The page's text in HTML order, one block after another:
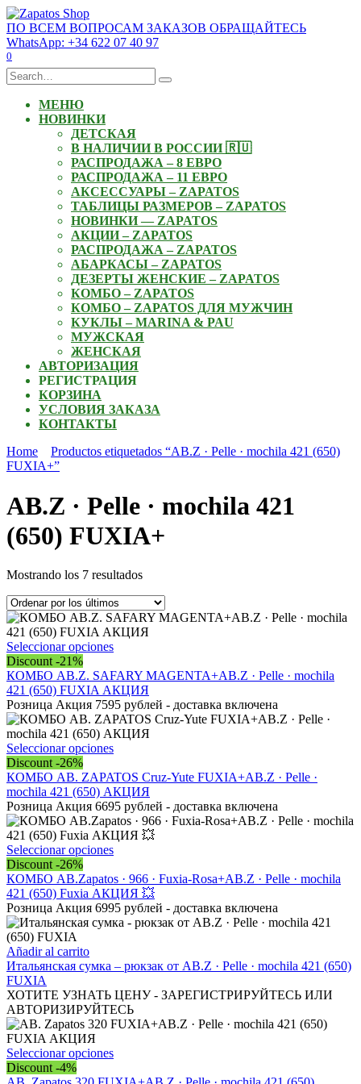
Skip
to
content
ПО ВСЕМ ВОПРОСАМ ЗАКАЗОВ ОБРАЩАЙТЕСЬ
WhatsApp: +34 622 07 40 97
0
Search
for:
МЕНЮ
НОВИНКИ
ДЕТСКАЯ
В НАЛИЧИИ В РОССИИ 🇷🇺
РАСПРОДАЖА – 8 ЕВРО
РАСПРОДАЖА – 11 ЕВРО
АКСЕССУАРЫ – ZAPATOS
ТАБЛИЦЫ РАЗМЕРОВ – ZAPATOS
НОВИНКИ — ZAPATOS
АКЦИИ – ZAPATOS
РАСПРОДАЖА – ZAPATOS
АБАРКАСЫ – ZAPATOS
ДЕЗЕРТЫ ЖЕНСКИЕ – ZAPATOS
КОМБО – ZAPATOS
КОМБО – ZAPATOS ДЛЯ МУЖЧИН
КУКЛЫ – MARINA & PAU
МУЖСКАЯ
ЖЕНСКАЯ
АВТОРИЗАЦИЯ
РЕГИСТРАЦИЯ
КОРЗИНА
УСЛОВИЯ ЗАКАЗА
КОНТАКТЫ
Home
Productos etiquetados “AB.Z · Pelle · mochila 421 (650)
FUXIA+”
AB.Z · Pelle · mochila 421
(650) FUXIA+
Mostrando los 7 resultadosOrdenado
los
últimos
Seleccionar opcionesEste
tiene
múltiples
variantes.
Las
opciones
se
elegir
en
la
página
de
producto
Discount -21%
КОМБО AB.Z. SAFARY MAGENTA+AB.Z · Pelle · mochila
421 (650) FUXIA АКЦИЯ
Розница Акция 7595 рублей - доставка включена
Seleccionar opcionesEste
tiene
múltiples
variantes.
Las
opciones
se
elegir
en
la
página
Discount -26%
КОМБО AB. ZAPATOS Cruz-Yute FUXIA+AB.Z · Pelle ·
mochila 421 (650) АКЦИЯ
Розница Акция 6695 рублей - доставка включена
Seleccionar opcionesEste
tiene
múltiples
variantes.
Las
pueden
en
la
página
producto
Discount -26%
КОМБО AB.Zapatos · 966 · Fuxia-Rosa+AB.Z · Pelle · mochila
421 (650) Fuxia АКЦИЯ 💥
Розница Акция 6995 рублей - доставка включена
Añadir al carrito
Итальянская сумка – рюкзак от AB.Z · Pelle · mochila 421 (650)
FUXIA
ХОТИТЕ УЗНАТЬ ЦЕНУ - ЗАРЕГИСТРИРУЙТЕСЬ ИЛИ
АВТОРИЗИРУЙТЕСЬ
Seleccionar opcionesEste
Discount -4%